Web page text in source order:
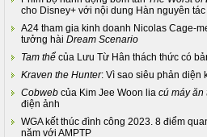
cho Disney+ với nội dung Hàn nguyên tác
A24 tham gia kinh doanh Nicolas Cage-
tưởng hài Dream Scenario
Tam thể của Lưu Từ Hân thách thức có
Kraven the Hunter: Vì sao siêu phản diện
Cobweb của Kim Jee Woon lia cú máy ăn
điện ảnh
WGA kết thúc đình công 2023. 8 điểm
năm với AMPTP